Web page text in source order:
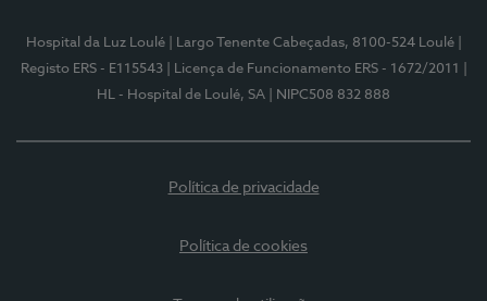
Hospital da Luz Loulé | Largo Tenente Cabeçadas, 8100-524 Loulé
Registo ERS - E115543
| Licença de Funcionamento ERS - 1672/2011
HL - Hospital de Loulé, SA
| NIPC508 832 888
Política de privacidade
Política de cookies